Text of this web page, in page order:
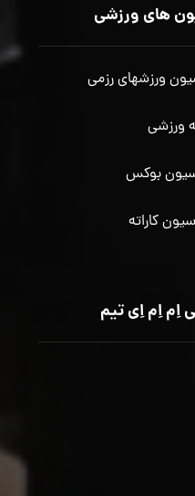
های ورزشی
ورزشهای رزمی
ورزشی
بوکس
کاراته
اِم اِم اِی تیم